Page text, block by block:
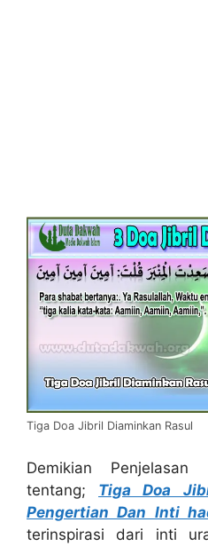
Tiga Doa Jibril Diaminkan Rasul
Demikian Penjelasan
tentang; Tiga Doa
Pengertian Dan Inti
terinspirasi dari inti